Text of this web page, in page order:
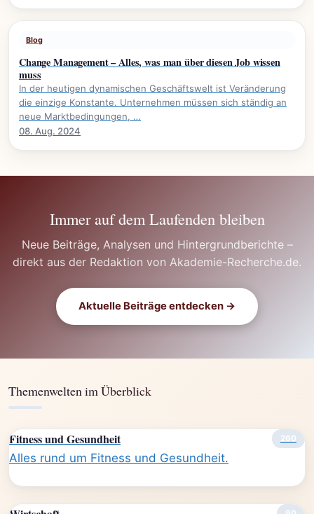
Blog
Change Management – Alles, was man über diesen Job wissen
muss
In der heutigen dynamischen Geschäftswelt ist Veränderung
die einzige Konstante. Unternehmen müssen sich ständig an
neue Marktbedingungen, …
08. Aug. 2024
Immer auf dem Laufenden bleiben
Neue Beiträge, Analysen und Hintergrundberichte –
direkt aus der Redaktion von Akademie-Recherche.de.
Aktuelle Beiträge entdecken →
Themenwelten im Überblick
Fitness und Gesundheit 260
Alles rund um Fitness und Gesundheit.